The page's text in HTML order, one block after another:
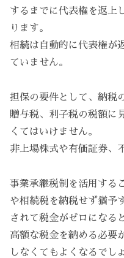
するまでに代表権を返上
ります。
相続は自動的に代表権が
ていません。
担保の要件として、納税
贈与税、利子税の税額に
くてはいけません。
非上場株式や有価証券、
事業承継税制を活用する
や相続税を納税せず猶予
されて税金がゼロになる
高額な税金を納める必要
しなくてもよくなるでし